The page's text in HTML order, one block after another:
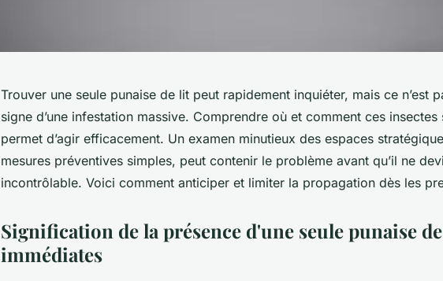
Trouver une seule punaise de lit peut rapidement inquiéter, mais ce n’est
signe d’une infestation massive. Comprendre où et comment ces insectes
permet d’agir efficacement. Un examen minutieux des espaces
mesures préventives simples, peut contenir le problème avant qu’il ne
incontrôlable. Voici comment anticiper et limiter la propagation dès les
Signification de la présence d'une seule punaise
immédiates